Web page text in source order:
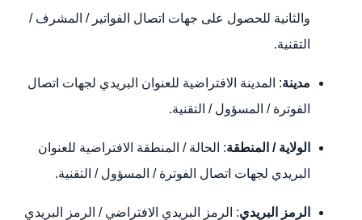
والثانية للحصول على جهات اتصال الفواتير / المشرف /
التقنية.
مدينة: المدينة الافتراضية للعنوان البريدي لجهات اتصال
الفوترة / المسؤول / التقنية.
الولاية / المنطقة: الحالة / المنطقة الافتراضية للعنوان
البريدي لجهات اتصال الفوترة / المسؤول / التقنية.
الرمز البريدي: الرمز البريدي الافتراضي / الرمز البريدي